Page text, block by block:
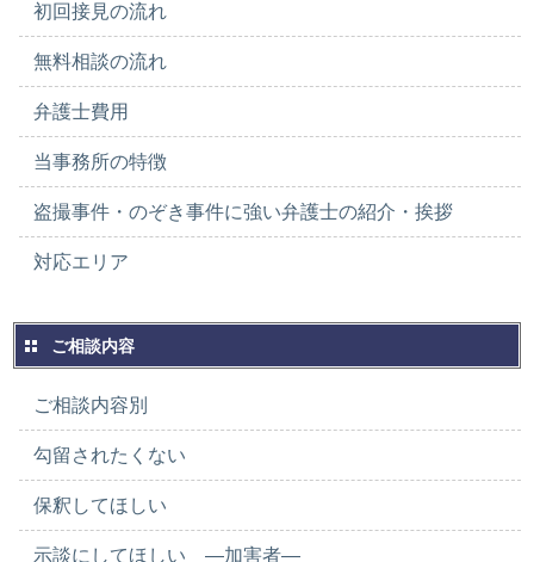
初回接見の流れ
無料相談の流れ
弁護士費用
当事務所の特徴
盗撮事件・のぞき事件に強い弁護士の紹介・挨拶
対応エリア
ご相談内容
ご相談内容別
勾留されたくない
保釈してほしい
示談にしてほしい ―加害者―